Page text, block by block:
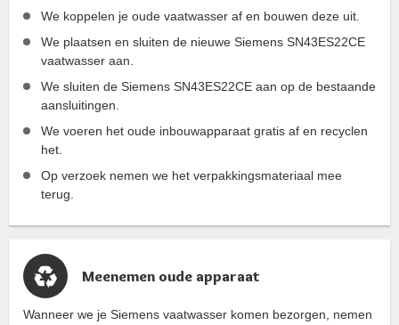
We koppelen je oude vaatwasser af en bouwen deze uit.
We plaatsen en sluiten de nieuwe Siemens SN43ES22CE
vaatwasser aan.
We sluiten de Siemens SN43ES22CE aan op de bestaande
aansluitingen.
We voeren het oude inbouwapparaat gratis af en recyclen
het.
Op verzoek nemen we het verpakkingsmateriaal mee
terug.
Meenemen oude apparaat
Wanneer we je Siemens vaatwasser komen bezorgen, nemen